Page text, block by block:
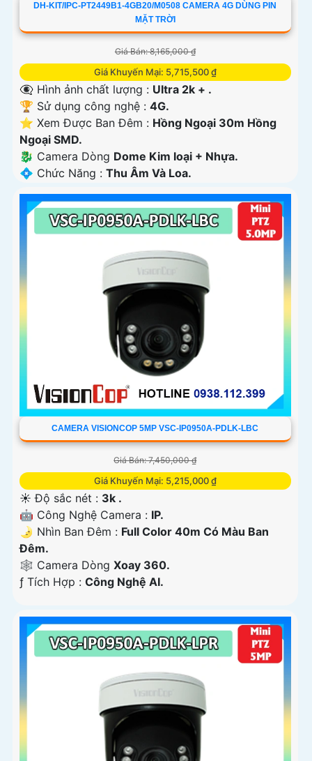
DH-KIT/IPC-PT2449B1-4GB20/M0508 CAMERA 4G DÙNG PIN
MẶT TRỜI
Giá Bán: 8,165,000 ₫
Giá Khuyến Mại: 5,715,500 ₫
👁️‍🗨 Hình ảnh chất lượng : Ultra 2k + .
🏆 Sử dụng công nghệ : 4G.
⭐ Xem Được Ban Đêm : Hồng Ngoại 30m Hồng
Ngoại SMD.
🐉️ Camera Dòng Dome Kim loại + Nhựa.
️💠 Chức Năng : Thu Âm Và Loa.
CAMERA VISIONCOP 5MP VSC-IP0950A-PDLK-LBC
Giá Bán: 7,450,000 ₫
Giá Khuyến Mại: 5,215,000 ₫
☀️ Độ sắc nét : 3k .
🤖️ Công Nghệ Camera : IP.
🌛 Nhìn Ban Đêm : Full Color 40m Có Màu Ban
Ðêm.
🕸️ Camera Dòng Xoay 360.
️ƒ Tích Hợp : Công Nghệ AI.